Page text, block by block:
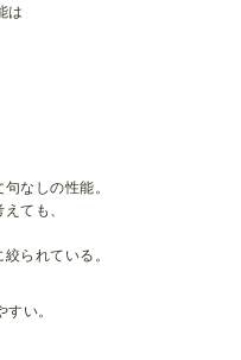
は
なしの性能。
ても、
られている。
い。